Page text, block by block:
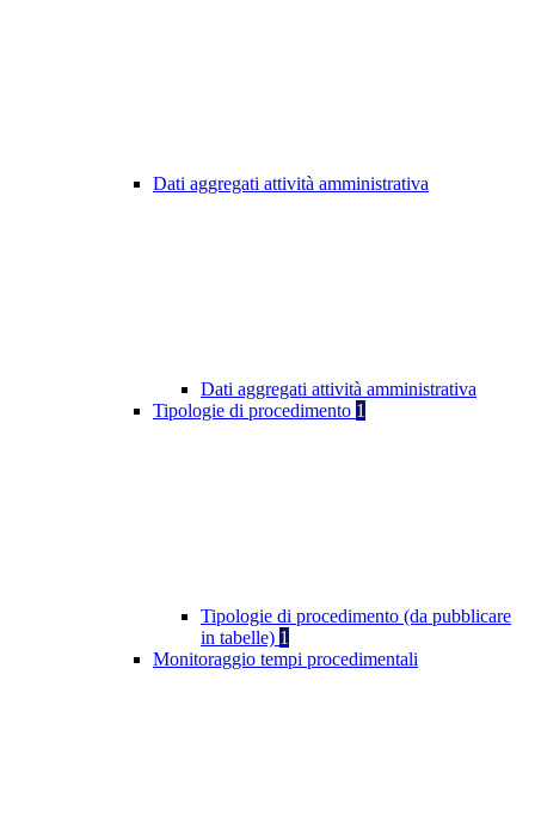
Dati aggregati attività amministrativa
Dati aggregati attività amministrativa
Tipologie di procedimento 1
Tipologie di procedimento (da pubblicare
in tabelle) 1
Monitoraggio tempi procedimentali